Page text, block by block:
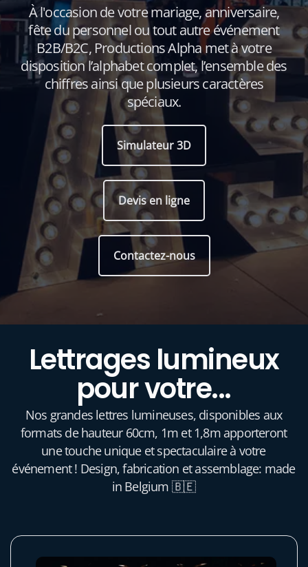
À l'occasion de votre mariage, anniversaire,
fête du personnel ou tout autre événement
B2B/B2C, Productions Alpha met à votre
disposition l’alphabet complet, l’ensemble des
chiffres ainsi que plusieurs caractères
spéciaux.
Simulateur 3D
Devis en ligne
Contactez-nous
Lettrages lumineux
pour votre...
Nos grandes lettres lumineuses, disponibles aux
formats de hauteur 60cm, 1m et 1,8m apporteront
une touche unique et spectaculaire à votre
événement ! Design, fabrication et assemblage: made
in Belgium 🇧🇪